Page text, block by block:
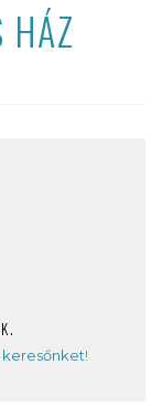
HÁZ
keresőnket!